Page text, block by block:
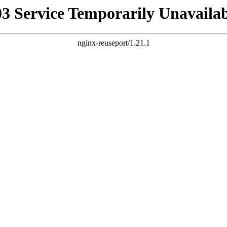
Service Temporarily
nginx-reuseport/1.21.1